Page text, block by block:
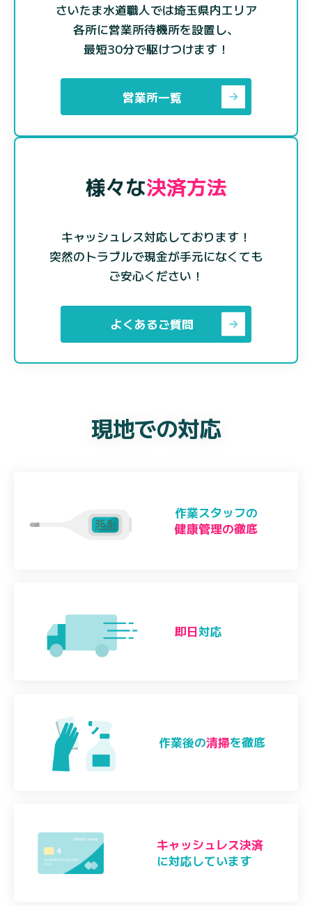
さいたま水道職人では埼玉県内エリア
各所に営業所待機所を設置し、
最短30分で駆けつけます！
営業所一覧
様々な決済方法
キャッシュレス対応しております！
突然のトラブルで現金が手元になくても
ご安心ください！
よくあるご質問
現地での対応
作業スタッフの
健康管理の徹底
即日対応
作業後の清掃を徹底
キャッシュレス決済
に対応しています